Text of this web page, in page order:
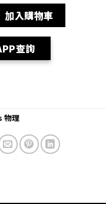
網上補習 Force and
加入購物車
查詢
物理